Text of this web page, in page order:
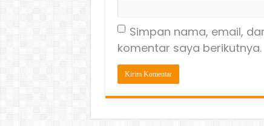
Simpan nama, email,
komentar saya berikutnya.